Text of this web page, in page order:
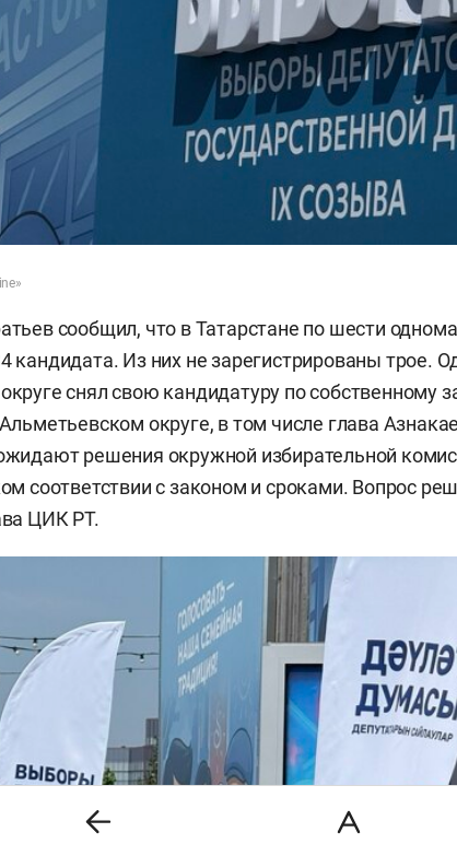
сообщил, что в Татарстане по шести
кандидата. Из них не зарегистрированы трое.
снял свою кандидатуру по собственному
округе, в том числе глава
решения окружной избирательной
соответствии с законом и сроками. Вопрос
ЦИК РТ.